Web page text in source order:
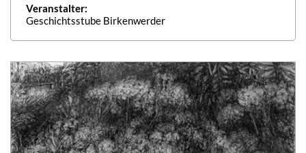
Veranstalter:
Geschichtsstube Birkenwerder